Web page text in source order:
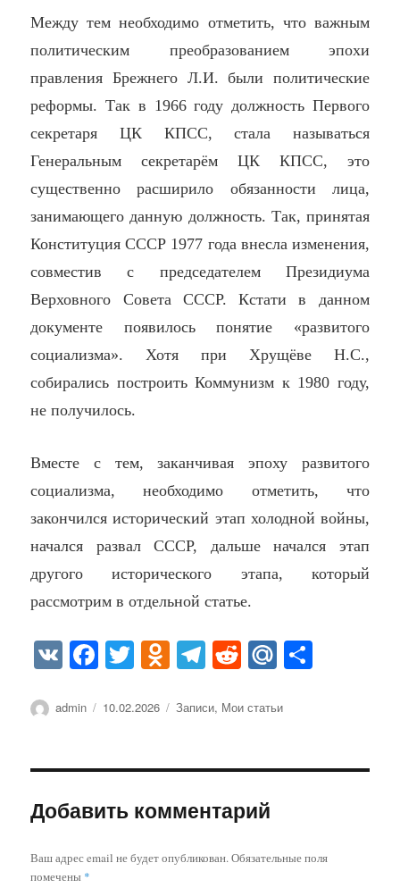
Между тем необходимо отметить, что важным
политическим преобразованием эпохи
правления Брежнего Л.И. были политические
реформы. Так в 1966 году должность Первого
секретаря ЦК КПСС, стала называться
Генеральным секретарём ЦК КПСС, это
существенно расширило обязанности лица,
занимающего данную должность. Так, принятая
Конституция СССР 1977 года внесла изменения,
совместив с председателем Президиума
Верховного Совета СССР. Кстати в данном
документе появилось понятие «развитого
социализма». Хотя при Хрущёве Н.С.,
собирались построить Коммунизм к 1980 году,
не получилось.
Вместе с тем, заканчивая эпоху развитого
социализма, необходимо отметить, что
закончился исторический этап холодной войны,
начался развал СССР, дальше начался этап
другого исторического этапа, который
рассмотрим в отдельной статье.
V Fa
bo
T
tte
O
ok
ss
ni
ki
Te
gr
m
R
di
M
.R
ть
Автор
admin Опубликовано
10.02.2026 Рубрики
Записи, Мои статьи
Добавить комментарий
Ваш адрес email не будет опубликован. Обязательные поля
помечены *